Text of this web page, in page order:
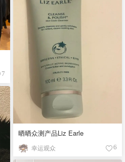
7
晒晒众测产品Liz Earle
幸运观众 6